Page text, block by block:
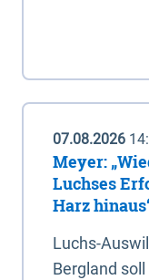
07.08.2026
Meyer:
Luchses
Harz
Luchs-
Bergland